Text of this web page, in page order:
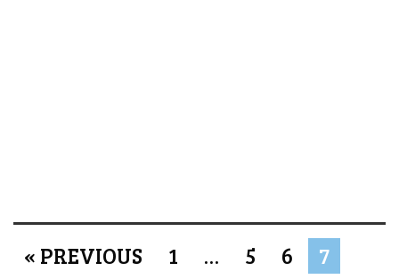
« PREVIOUS 1 … 5 6 7